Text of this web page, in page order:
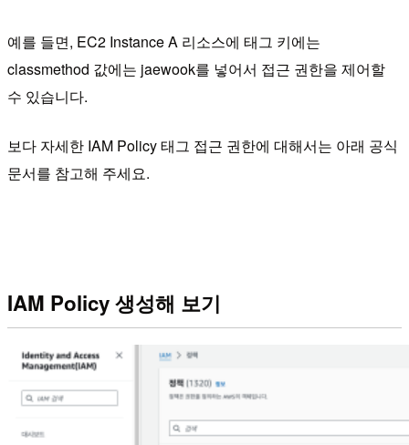
예를 들면, EC2 Instance A 리소스에 태그 키에는
classmethod 값에는 jaewook를 넣어서 접근 권한을 제어할
수 있습니다.
보다 자세한 IAM Policy 태그 접근 권한에 대해서는 아래 공식
문서를 참고해 주세요.
IAM Policy 생성해 보기